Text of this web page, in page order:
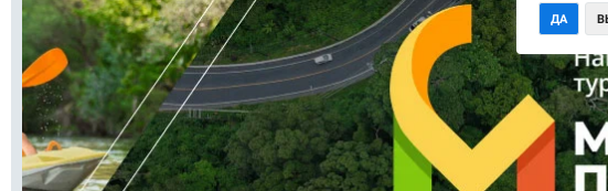
КНИЖНАЯ ПОЛКА ПРОГНОЗЫ НА СПОРТ
ПРЕСС-ЦЕНТР НЕДВИЖИМОСТЬ ТЕЛЕВИЗОР
РАДИО КП РЕКЛАМА ТЕСТЫ НОВОЕ НА САЙТЕ
ДА